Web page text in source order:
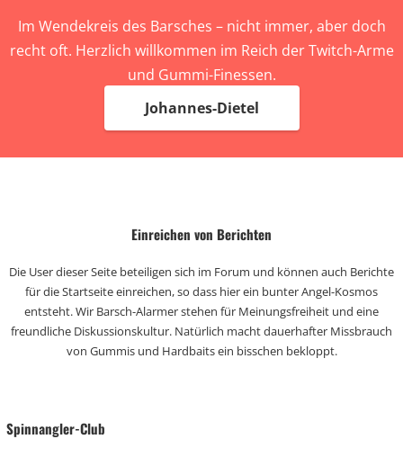
Im Wendekreis des Barsches – nicht immer, aber doch
recht oft. Herzlich willkommen im Reich der Twitch-Arme
und Gummi-Finessen.
Johannes-Dietel
Einreichen von Berichten
Die User dieser Seite beteiligen sich im Forum und können auch Berichte
für die Startseite einreichen, so dass hier ein bunter Angel-Kosmos
entsteht. Wir Barsch-Alarmer stehen für Meinungsfreiheit und eine
freundliche Diskussionskultur. Natürlich macht dauerhafter Missbrauch
von Gummis und Hardbaits ein bisschen bekloppt.
Spinnangler-Club